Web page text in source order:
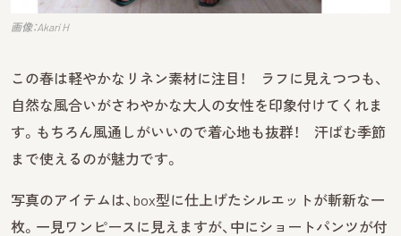
画像：Akari H
この春は軽やかなリネン素材に注目！ ラフに見えつつも、
自然な風合いがさわやかな大人の女性を印象付けてくれま
す。もちろん風通しがいいので着心地も抜群！ 汗ばむ季節
まで使えるのが魅力です。
写真のアイテムは、box型に仕上げたシルエットが斬新な一
枚。一見ワンピースに見えますが、中にショートパンツが付